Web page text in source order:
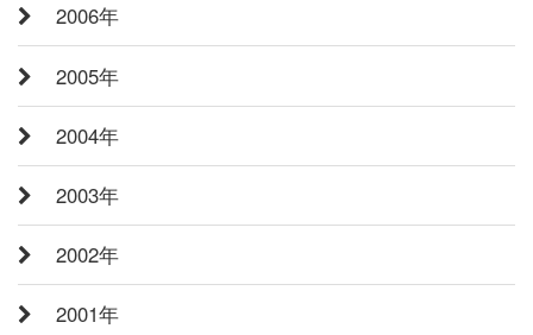
2006年
2005年
2004年
2003年
2002年
2001年